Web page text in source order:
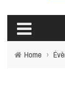
Home ›